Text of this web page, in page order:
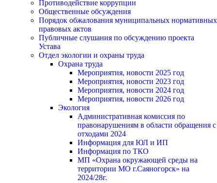
Противодействие коррупции
Общественные обсуждения
Порядок обжалования муниципальных нормативных
правовых актов
Публичные слушания по обсуждению проекта
Устава
Отдел экологии и охраны труда
Охрана труда
Мероприятия, новости 2025 год
Мероприятия, новости 2023 год
Мероприятия, новости 2024 год
Мероприятия, новости 2026 год
Экология
Административная комиссия по
правонарушениям в области обращения с
отходами 2024
Информация для ЮЛ и ИП
Информация по ТКО
МП «Охрана окружающей среды на
территории МО г.Саяногорск» на
2024/28г.